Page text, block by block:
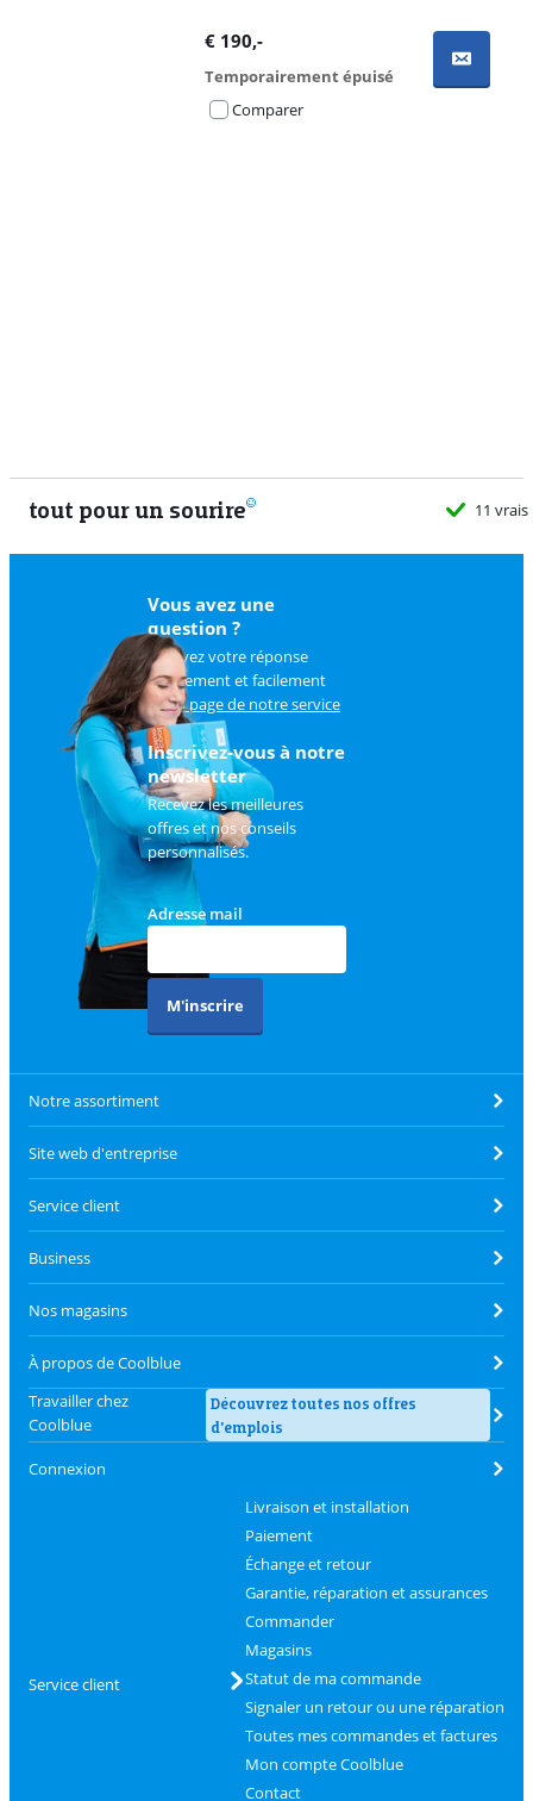
€ 190,-
Temporairement épuisé
Comparer
tout pour un sourire 11
Vous avez une
question ?
Trouvez votre réponse
rapidement et facilement
surla page de notre service
client.
Inscrivez-vous à notre
newsletter
Recevez les meilleures
offres et nos conseils
personnalisés.
Adresse mail
M'inscrire
Notre assortiment
Site web d'entreprise
Service client
Business
Nos magasins
À propos de Coolblue
Travailler chez
Coolblue
Découvrez toutes nos offres
d'emplois
Connexion
Service client
Livraison et installation
Paiement
Échange et retour
Garantie, réparation et assurances
Commander
Magasins
Statut de ma commande
Signaler un retour ou une réparation
Toutes mes commandes et factures
Mon compte Coolblue
Contact